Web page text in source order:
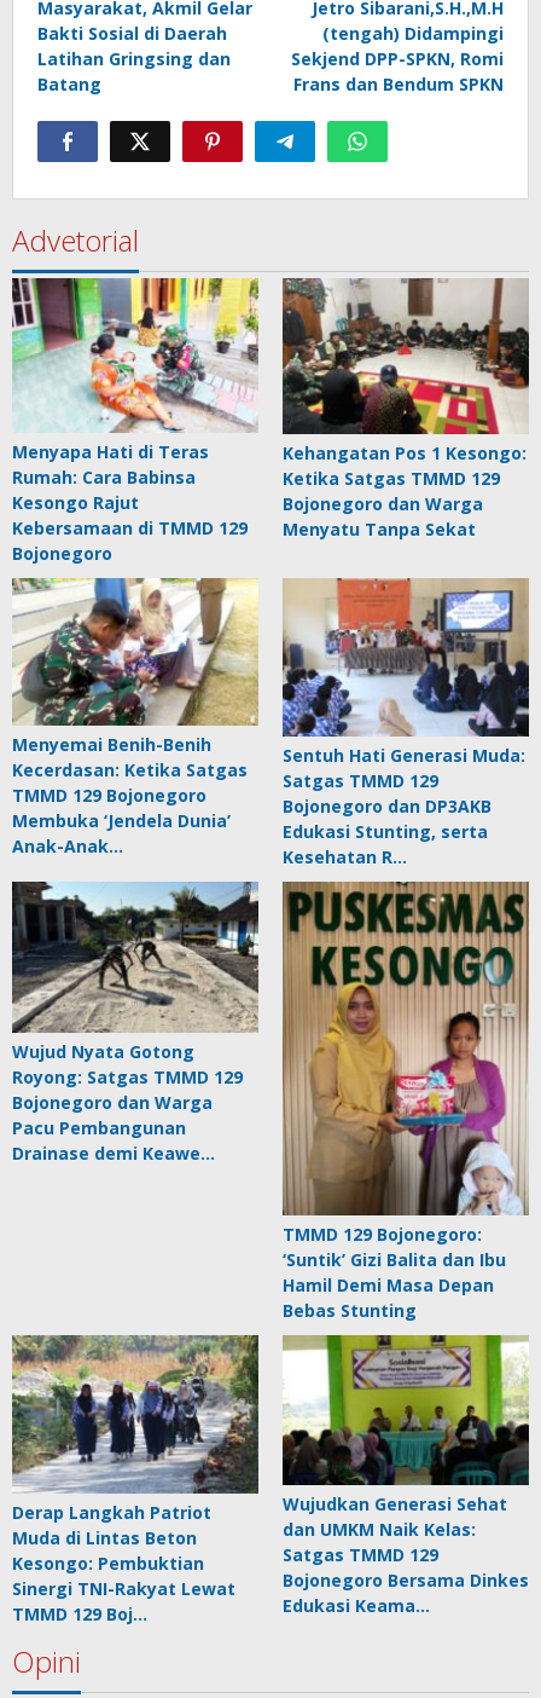
Masyarakat, Akmil Gelar
Bakti Sosial di Daerah
Latihan Gringsing dan
Batang
Jetro Sibarani,S.H.,M.H
(tengah) Didampingi
Sekjend DPP-SPKN, Romi
Frans dan Bendum SPKN
Advetorial
Menyapa Hati di Teras
Rumah: Cara Babinsa
Kesongo Rajut
Kebersamaan di TMMD 129
Bojonegoro
Kehangatan Pos 1 Kesongo:
Ketika Satgas TMMD 129
Bojonegoro dan Warga
Menyatu Tanpa Sekat
Menyemai Benih-Benih
Kecerdasan: Ketika Satgas
TMMD 129 Bojonegoro
Membuka ‘Jendela Dunia’
Anak-Anak…
Sentuh Hati Generasi Muda:
Satgas TMMD 129
Bojonegoro dan DP3AKB
Edukasi Stunting, serta
Kesehatan R…
Wujud Nyata Gotong
Royong: Satgas TMMD 129
Bojonegoro dan Warga
Pacu Pembangunan
Drainase demi Keawe…
TMMD 129 Bojonegoro:
‘Suntik’ Gizi Balita dan Ibu
Hamil Demi Masa Depan
Bebas Stunting
Derap Langkah Patriot
Muda di Lintas Beton
Kesongo: Pembuktian
Sinergi TNI-Rakyat Lewat
TMMD 129 Boj…
Wujudkan Generasi Sehat
dan UMKM Naik Kelas:
Satgas TMMD 129
Bojonegoro Bersama Dinkes
Edukasi Keama…
Opini